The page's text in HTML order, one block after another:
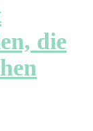
die